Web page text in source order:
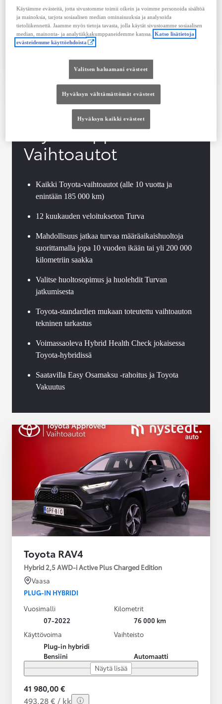
20 980,00 €
283,35 € / kk
Tutustu autoon
Vertaile
Toyota Approved
Vaihtoautot
Kaikki Toyota-vaihtoautot (alle 10 vuotta ja
enintään 185 000 km)
12 kuukauden veloitukseton Turva
Mahdollisuus jatkaa turvaa määräaikaishuoltoja
suorittamalla jopa 10 vuoden ikään tai yli 200 000
kilometriin saakka
Valitse huoltosopimus ja huolehdit Turvan
jatkumisesta
Toyota-standardien mukaan toteutettu vaihtoauton
tekninen tarkastus
Voimassaoleva Hybrid Health Check jokaisessa
Toyota-hybridissä
Saatavilla Easy Osamaksu -rahoitus ja Toyota
Vakuutus
Toyota RAV4
Hybrid 2,5 AWD-i Active Plus Charged Edition
Vaasa
PLUG-IN HYBRIDI
Vuosimalli
07-2022
Kilometrit
76 000 km
Käyttövoima
Plug-in hybridi
Bensiini
Vaihteisto
Automaatti
Näytä lisää
41 980,00 €
493,28 € / kk
Käytämme evästeitä, jotta sivustomme toimii oikein ja voimme personoida sisältöä
ja mainoksia, tarjota sosiaalisen median ominaisuuksia ja analysoida
tietoliikennettä. Jaamme myös tietoja tavasta, jolla käytät sivustoamme sosiaalisen
median, mainonta- ja analytiikkakumppaneidemme kanssa. Katso lisätietoja
evästeidemme käyttöehdoista
Valitsen haluamani evästeet
Hyväksyn välttämättömät evästeet
Hyväksyn kaikki evästeet